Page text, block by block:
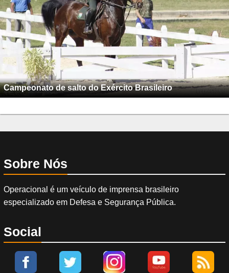
Campeonato de salto do Exército Brasileiro
Sobre Nós
Operacional é um veículo de imprensa brasileiro
especializado em Defesa e Segurança Pública.
Social